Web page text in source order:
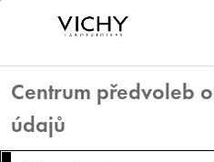
NOVINKA
Centrum předvoleb
údajů